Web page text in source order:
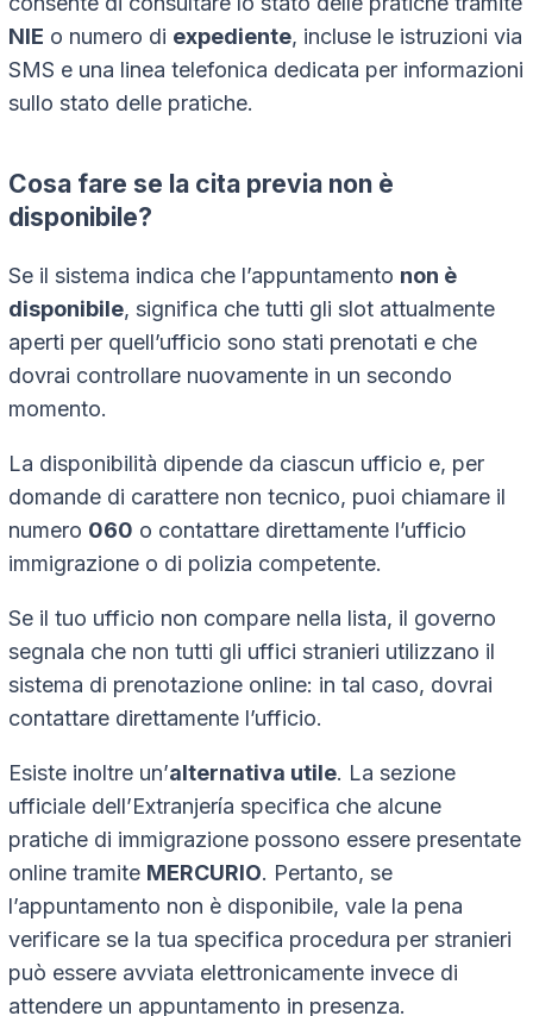
NIE o numero di expediente, incluse le istruzioni via
SMS e una linea telefonica dedicata per informazioni
sullo stato delle pratiche.
Cosa fare se la cita previa non è
disponibile?
Se il sistema indica che l’appuntamento non è
disponibile, significa che tutti gli slot attualmente
aperti per quell’ufficio sono stati prenotati e che
dovrai controllare nuovamente in un secondo
momento.
La disponibilità dipende da ciascun ufficio e, per
domande di carattere non tecnico, puoi chiamare il
numero 060 o contattare direttamente l’ufficio
immigrazione o di polizia competente.
Se il tuo ufficio non compare nella lista, il governo
segnala che non tutti gli uffici stranieri utilizzano il
sistema di prenotazione online: in tal caso, dovrai
contattare direttamente l’ufficio.
Esiste inoltre un’alternativa utile. La sezione
ufficiale dell’Extranjería specifica che alcune
pratiche di immigrazione possono essere presentate
online tramite MERCURIO. Pertanto, se
l’appuntamento non è disponibile, vale la pena
verificare se la tua specifica procedura per stranieri
può essere avviata elettronicamente invece di
attendere un appuntamento in presenza.